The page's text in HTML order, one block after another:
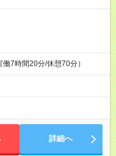
7時間20分/休憩70分）
詳細へ